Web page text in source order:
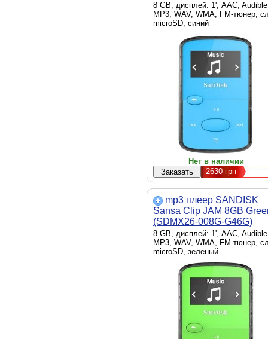
8 GB, дисплей: 1', AAC,
MP3, WAV, WMA, FM-тюнер,
microSD, синий
Нет в наличии
2630 грн
mp3 плеер SANDISK
Sansa Clip JAM 8GB
(SDMX26-008G-G46G)
8 GB, дисплей: 1', AAC,
MP3, WAV, WMA, FM-тюнер,
microSD, зеленый